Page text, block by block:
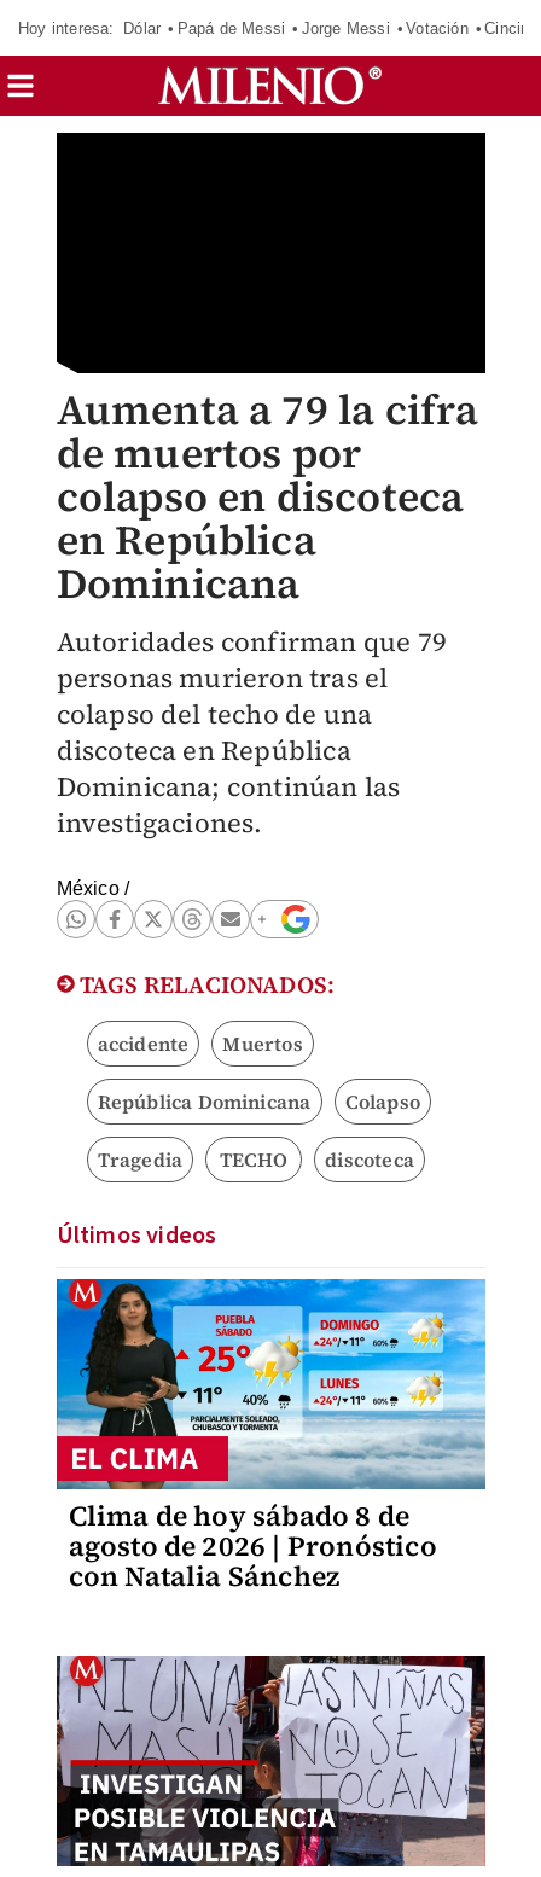
Hoy interesa: Dólar Papá de Messi Jorge Messi Votación
Aumenta a 79 la cifra
de muertos por
colapso en discoteca
en República
Dominicana
Autoridades confirman que 79
personas murieron tras el
colapso del techo de una
discoteca en República
Dominicana; continúan las
investigaciones.
México/
TAGS RELACIONADOS:
accidente Muertos
República Dominicana Colapso
Tragedia TECHO discoteca
Últimos videos
Clima de hoy sábado 8 de
agosto de 2026 | Pronóstico
con Natalia Sánchez